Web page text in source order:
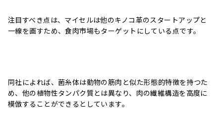
注目すべき点は、マイセルは他のキノコ革のスタートアップと
一線を画すため、食肉市場もターゲットにしている点です。
同社によれば、菌糸体は動物の筋肉と似た形態的特徴を持つた
め、他の植物性タンパク質とは異なり、肉の繊維構造を高度に
模倣することができるとしています。